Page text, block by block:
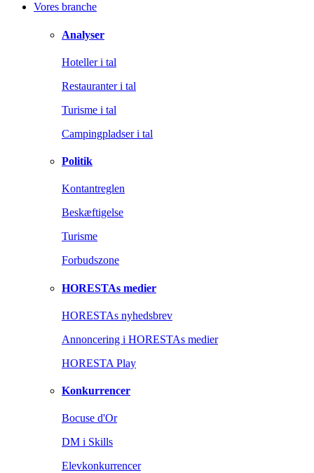
Vores branche
Analyser
Hoteller i tal
Restauranter i tal
Turisme i tal
Campingpladser i tal
Politik
Kontantreglen
Beskæftigelse
Turisme
Forbudszone
HORESTAs medier
HORESTAs nyhedsbrev
Annoncering i HORESTAs medier
HORESTA Play
Konkurrencer
Bocuse d'Or
DM i Skills
Elevkonkurrencer